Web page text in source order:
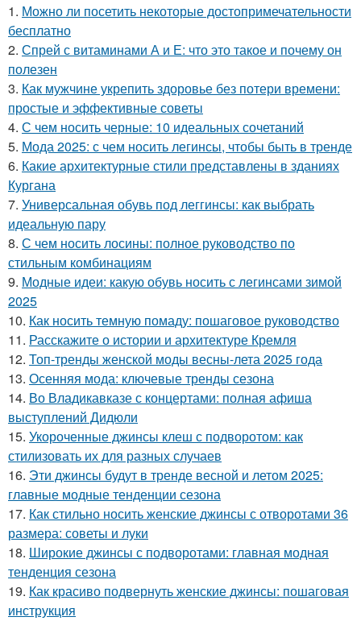
1. Можно ли посетить некоторые достопримечательности
бесплатно
2. Спрей с витаминами А и Е: что это такое и почему он
полезен
3. Как мужчине укрепить здоровье без потери времени:
простые и эффективные советы
4. С чем носить черные: 10 идеальных сочетаний
5. Мода 2025: с чем носить легинсы, чтобы быть в тренде
6. Какие архитектурные стили представлены в зданиях
Кургана
7. Универсальная обувь под леггинсы: как выбрать
идеальную пару
8. С чем носить лосины: полное руководство по
стильным комбинациям
9. Модные идеи: какую обувь носить с легинсами зимой
2025
10. Как носить темную помаду: пошаговое руководство
11. Расскажите о истории и архитектуре Кремля
12. Топ-тренды женской моды весны-лета 2025 года
13. Осенняя мода: ключевые тренды сезона
14. Во Владикавказе с концертами: полная афиша
выступлений Дидюли
15. Укороченные джинсы клеш с подворотом: как
стилизовать их для разных случаев
16. Эти джинсы будут в тренде весной и летом 2025:
главные модные тенденции сезона
17. Как стильно носить женские джинсы с отворотами 36
размера: советы и луки
18. Широкие джинсы с подворотами: главная модная
тенденция сезона
19. Как красиво подвернуть женские джинсы: пошаговая
инструкция